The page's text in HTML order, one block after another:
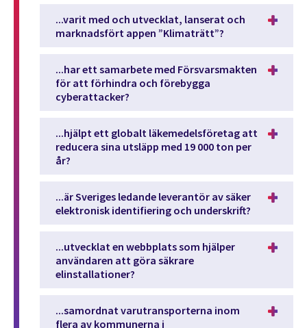
...varit med och utvecklat, lanserat och
marknadsfört appen ”Klimaträtt”?
...har ett samarbete med Försvarsmakten
för att förhindra och förebygga
cyberattacker?
...hjälpt ett globalt läkemedelsföretag att
reducera sina utsläpp med 19 000 ton per
år?
...är Sveriges ledande leverantör av säker
elektronisk identifiering och underskrift?
...utvecklat en webbplats som hjälper
användaren att göra säkrare
elinstallationer?
...samordnat varutransporterna inom
flera av kommunerna i